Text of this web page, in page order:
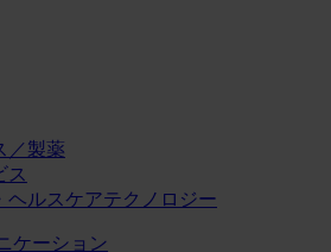
／製薬
ス
ヘルスケアテクノロジー
ケーション